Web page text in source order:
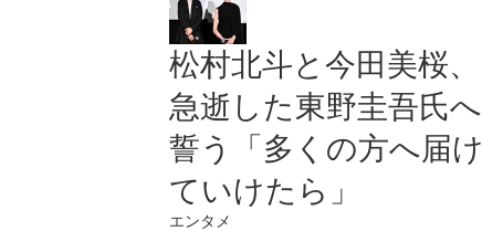
松村北斗と今田美桜、
急逝した東野圭吾氏へ
誓う「多くの方へ届け
ていけたら」
エンタメ